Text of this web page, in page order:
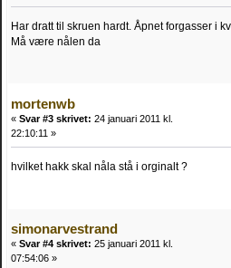
Har dratt til skruen hardt. Åpnet forgasser i
Må være nålen da
mortenwb
« Svar #3 skrivet: 24 januari 2011 kl.
22:10:11 »
hvilket hakk skal nåla stå i orginalt ?
simonarvestrand
« Svar #4 skrivet: 25 januari 2011 kl.
07:54:06 »